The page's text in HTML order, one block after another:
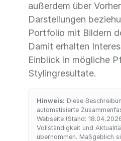
außerdem über
Darstellungen
Portfolio mit Bildern
Damit erhalten
Einblick in mögliche
Stylingresultate.
Hinweis: Diese
automatisierte
Webseite (Stand:
Vollständigkeit und
übernommen. Maßgeblich